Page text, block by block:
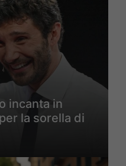
incanta in
la sorella di